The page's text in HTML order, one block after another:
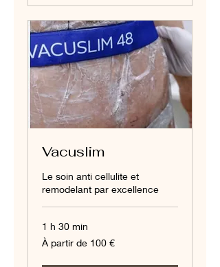
Vacuslim
Le soin anti cellulite et
remodelant par excellence
1 h 30 min
À
partir
À partir de 100 €